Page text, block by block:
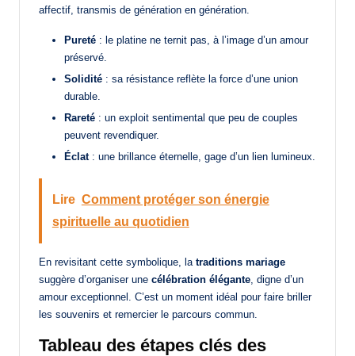
affectif, transmis de génération en génération.
Pureté : le platine ne ternit pas, à l’image d’un amour
préservé.
Solidité : sa résistance reflète la force d’une union
durable.
Rareté : un exploit sentimental que peu de couples
peuvent revendiquer.
Éclat: une brillance éternelle, gage d’un lien lumineux.
Lire Comment protéger son énergie
spirituelle au quotidien
En revisitant cette symbolique, la traditions mariage
suggère d’organiser une célébration élégante , digne d’un
amour exceptionnel. C’est un moment idéal pour faire briller
les souvenirs et remercier le parcours commun.
Tableau des étapes clés des